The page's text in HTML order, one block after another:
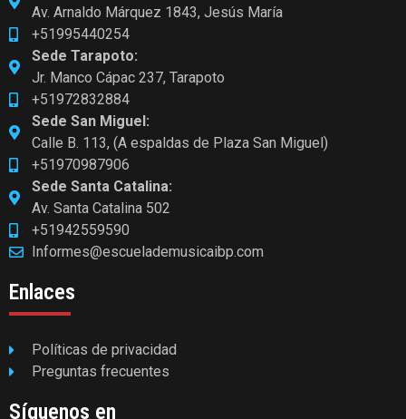
Av. Arnaldo Márquez 1843, Jesús María
+51995440254
Sede Tarapoto:
Jr. Manco Cápac 237, Tarapoto
+51972832884
Sede San Miguel:
Calle B. 113, (A espaldas de Plaza San Miguel)
+51970987906
Sede Santa Catalina:
Av. Santa Catalina 502
+51942559590
Informes@escuelademusicaibp.com
Enlaces
Políticas de privacidad
Preguntas frecuentes
Síguenos en